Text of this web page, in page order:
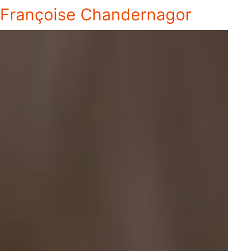
Françoise Chandernagor